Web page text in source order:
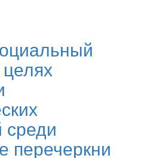
среди
перечеркни